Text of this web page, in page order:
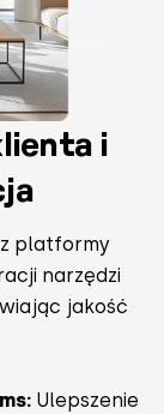
i
platformy
narzędzi
jakość
Ulepszenie